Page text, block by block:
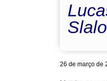
26 de março de